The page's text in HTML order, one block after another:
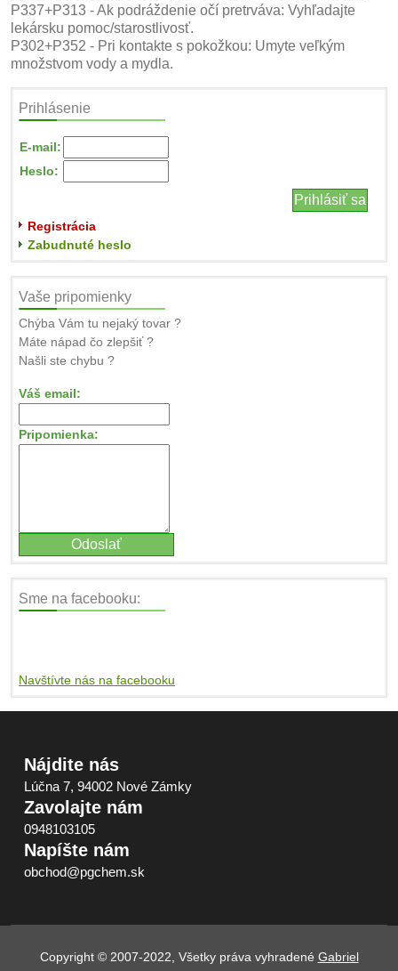
P337+P313 - Ak podráždenie očí pretrváva: Vyhľadajte
lekársku pomoc/starostlivosť.
P302+P352 - Pri kontakte s pokožkou: Umyte veľkým
množstvom vody a mydla.
Prihlásenie
E-mail:
Heslo:
Registrácia
Zabudnuté heslo
Vaše pripomienky
Chýba Vám tu nejaký tovar ?
Máte nápad čo zlepšiť ?
Našli ste chybu ?
Váš email:
Pripomienka:
Sme na facebooku:
Navštívte nás na facebooku
Nájdite nás
Lúčna 7, 94002 Nové Zámky
Zavolajte nám
0948103105
Napíšte nám
obchod@pgchem.sk
Copyright © 2007-2022, Všetky práva vyhradené Gabriel